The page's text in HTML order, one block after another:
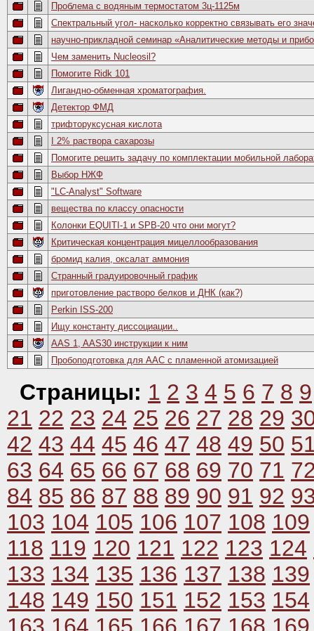
Проблема с водяным термостатом 3ц-1125м
Спектральный угол- насколько корректно связывать его
научно-прикладной семинар «Аналитические методы и
Чем заменить Nucleosil?
Помогите Ridk 101
Лигандно-обменная хроматография.
Детектор ФМД
трифторуксусная кислота
I 2% раствора сахарозы
Помогите решить задачу по комплектации мобильной
Выбор НЖФ
"LC-Analyst" Software
вещества по классу опасности
Колонки EQUITI-1 и SPB-20 что они могут?
Критическая концентрация мицеллообразования
бромид калия, оксалат аммония
Странный градуировочный график
приготовление растворо белков и ДНК (как?)
Perkin ISS-200
Ищу константу диссоциации..
AAS 1, AAS30 инструкции к ним
Пробоподготовка для ААC с пламенной атомизацией
Страницы: 1 2 3 4 5 6 7 8 9
21 22 23 24 25 26 27 28 29
42 43 44 45 46 47 48 49 50
63 64 65 66 67 68 69 70 71
84 85 86 87 88 89 90 91 92
103 104 105 106 107 108 109
118 119 120 121 122 123 124
133 134 135 136 137 138 139
148 149 150 151 152 153 154